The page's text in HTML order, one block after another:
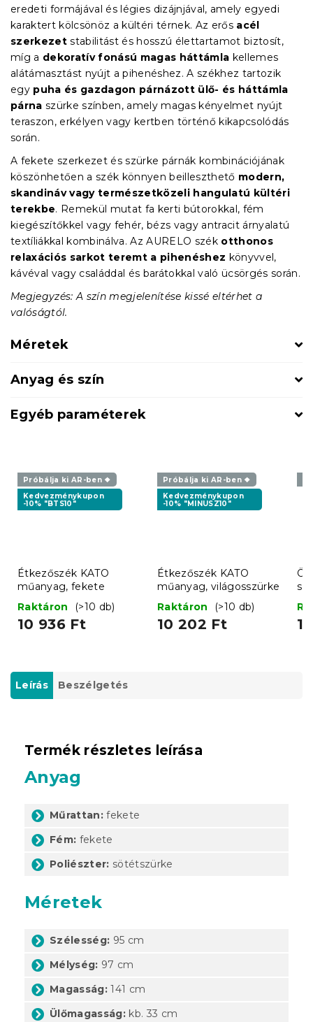
eredeti formájával és légies dizájnjával, amely egyedi
karaktert kölcsönöz a kültéri térnek. Az erős acél
szerkezet stabilitást és hosszú élettartamot biztosít,
míg a dekoratív fonású magas háttámla kellemes
alátámasztást nyújt a pihenéshez. A székhez tartozik
egy puha és gazdagon párnázott ülő- és háttámla
párna szürke színben, amely magas kényelmet nyújt
teraszon, erkélyen vagy kertben történő kikapcsolódás
során.
A fekete szerkezet és szürke párnák kombinációjának
köszönhetően a szék könnyen beilleszthető modern,
skandináv vagy természetközeli hangulatú kültéri
terekbe. Remekül mutat fa kerti bútorokkal, fém
kiegészítőkkel vagy fehér, bézs vagy antracit árnyalatú
textíliákkal kombinálva. Az AURELO szék otthonos
relaxációs sarkot teremt a pihenéshez könyvvel,
kávéval vagy családdal és barátokkal való ücsörgés során.
Megjegyzés: A szín megjelenítése kissé eltérhet a
valóságtól.
Méretek
Anyag és szín
Egyéb paraméterek
Próbálja ki AR-ben ❖
Kedvezménykupon
-10% "BTS10"
Étkezőszék KATO
műanyag, fekete
Raktáron
(>10 db)
10 936 Ft
Próbálja ki AR-ben ❖
Kedvezménykupon
-10% "MINUSZ10"
Étkezőszék KATO
műanyag, világosszürke
Raktáron
(>10 db)
10 202 Ft 1
Leírás Beszélgetés
Termék részletes leírása
Anyag
Műrattan: fekete
Fém: fekete
Poliészter: sötétszürke
Méretek
Szélesség: 95 cm
Mélység: 97 cm
Magasság: 141 cm
Ülőmagasság: kb. 33 cm